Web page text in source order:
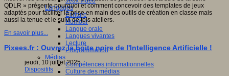
Langages
Ecriture
Humour
Langue orale
Langues vivantes
Lecture
Programmation
Médias
Compétences informationnelles
Culture des médias
QDLR » présente pourquoi et comment concevoir des templates de jeux
adaptés pour faciliter la prise en main des outils de création en classe mais
aussi la tenue et le suivi de tels ateliers.
En savoir plus...
Pixees.fr : Ouvrez la boite noire de l'Intelligence Artificielle !
jeudi, 10 juillet 2025
Dispositifs